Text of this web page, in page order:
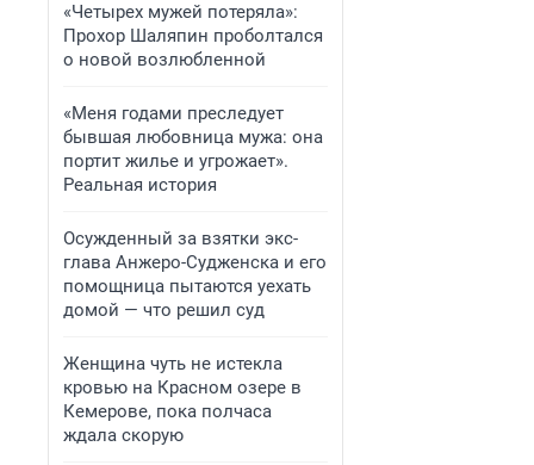
«Четырех мужей потеряла»:
Прохор Шаляпин проболтался
о новой возлюбленной
«Меня годами преследует
бывшая любовница мужа: она
портит жилье и угрожает».
Реальная история
Осужденный за взятки экс-
глава Анжеро-Судженска и его
помощница пытаются уехать
домой — что решил суд
Женщина чуть не истекла
кровью на Красном озере в
Кемерове, пока полчаса
ждала скорую